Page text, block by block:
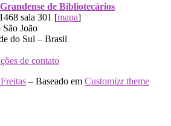
de Bibliotecários
sala 301 [mapa]
João
do Sul – Brasil
de contato
– Baseado em Customizr theme